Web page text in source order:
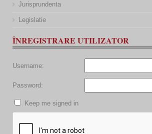
Jurisprundenta
Legislatie
ÎNREGISTRARE UTILIZATOR
Username:
Password:
Keep me signed in